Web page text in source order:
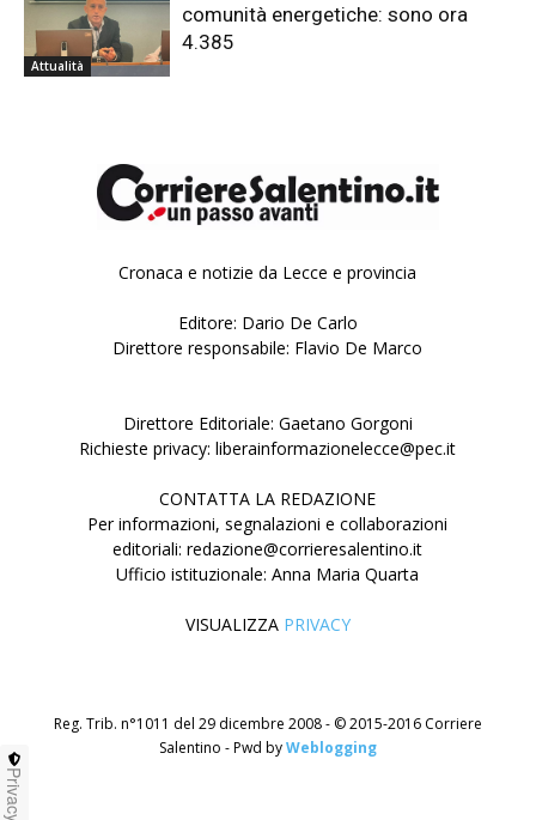
Attualità
comunità energetiche: sono ora
4.385
Cronaca e notizie da Lecce e provincia
Editore: Dario De Carlo
Direttore responsabile: Flavio De Marco
Direttore Editoriale: Gaetano Gorgoni
Richieste privacy: liberainformazionelecce@pec.it
CONTATTA LA REDAZIONE
Per informazioni, segnalazioni e collaborazioni
editoriali: redazione@corrieresalentino.it
Ufficio istituzionale: Anna Maria Quarta
VISUALIZZA PRIVACY
Reg. Trib. n°1011 del 29 dicembre 2008 - © 2015-2016 Corriere
Salentino - Pwd byWeblogging
Privacy